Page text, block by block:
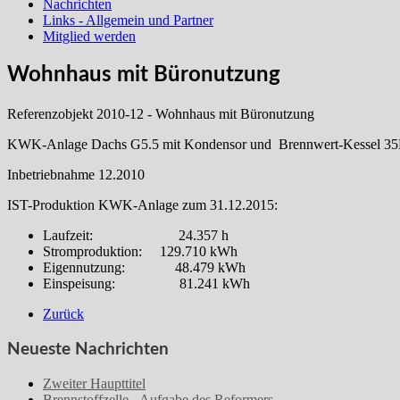
Nachrichten
Links - Allgemein und Partner
Mitglied werden
Wohnhaus mit Büronutzung
Referenzobjekt 2010-12 - Wohnhaus mit Büronutzung
KWK-Anlage Dachs G5.5 mit Kondensor und Brennwert-Kessel
Inbetriebnahme 12.2010
IST-Produktion KWK-Anlage zum 31.12.2015:
Laufzeit: 24.357 h
Stromproduktion: 129.710 kWh
Eigennutzung: 48.479 kWh
Einspeisung: 81.241 kWh
Zurück
Neueste Nachrichten
Zweiter Haupttitel